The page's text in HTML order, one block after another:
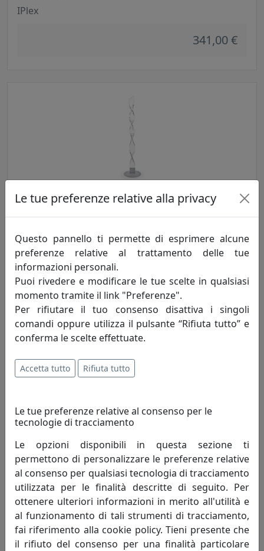
IPlex
341,00 €
APPENDIABITI WATERFALL TRASPARENTE, CATALOGO IPLEX, COD
290,00 €
APPENDIABITI BERNARDO TRASPARENTE, CATALOGO IPLEX,
CODICE I00518072TAC
IPlex
242,00 €
Le tue preferenze relative alla privacy
Questo pannello ti permette di esprimere alcune
preferenze relative al trattamento delle tue
informazioni personali.
Puoi rivedere e modificare le tue scelte in qualsiasi
momento tramite il link "Preferenze".
Per rifiutare il tuo consenso disattiva i singoli
comandi oppure utilizza il pulsante “Rifiuta tutto” e
conferma le scelte effettuate.
Accetta tutto Rifiuta tutto
Le tue preferenze relative al consenso per le
tecnologie di tracciamento
Le opzioni disponibili in questa sezione ti
permettono di personalizzare le preferenze relative
al consenso per qualsiasi tecnologia di tracciamento
utilizzata per le finalità descritte di seguito. Per
ottenere ulteriori informazioni in merito all'utilità e
al funzionamento di tali strumenti di tracciamento,
fai riferimento alla cookie policy. Tieni presente che
il rifiuto del consenso per una finalità particolare